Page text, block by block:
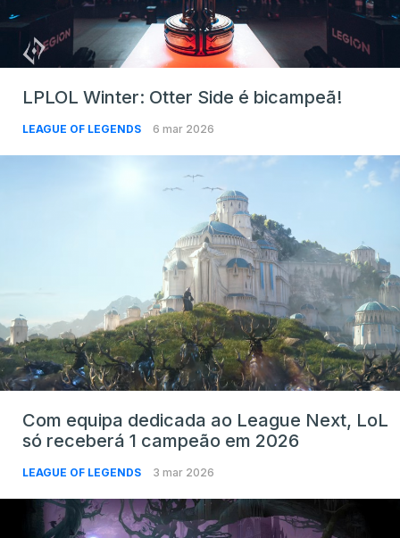
LPLOL Winter: Otter Side é bicampeã!
LEAGUE OF LEGENDS 6 mar 2026
Com equipa dedicada ao League Next, LoL
só receberá 1 campeão em 2026
LEAGUE OF LEGENDS 3 mar 2026